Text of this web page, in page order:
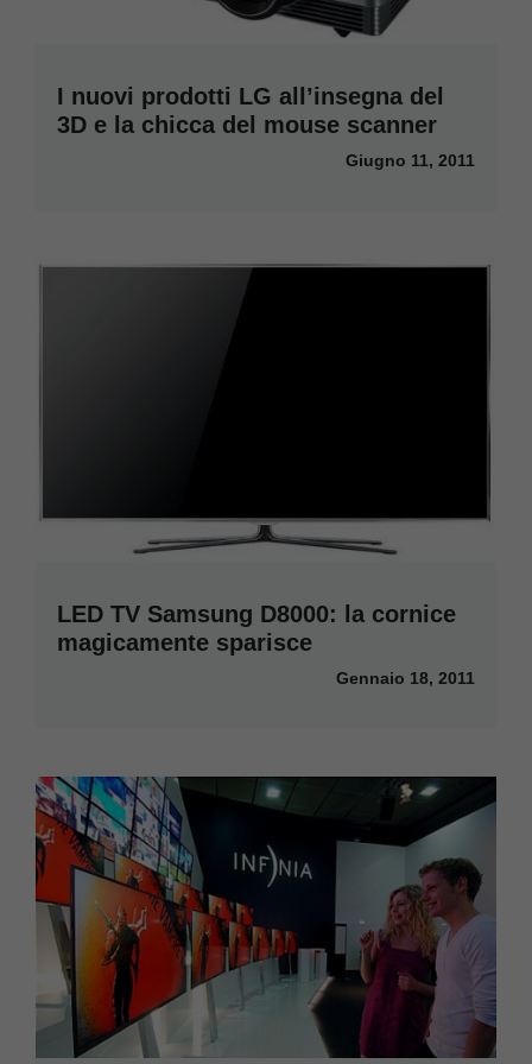
I nuovi prodotti LG all’insegna del
3D e la chicca del mouse scanner
Giugno 11, 2011
LED TV Samsung D8000: la cornice
magicamente sparisce
Gennaio 18, 2011